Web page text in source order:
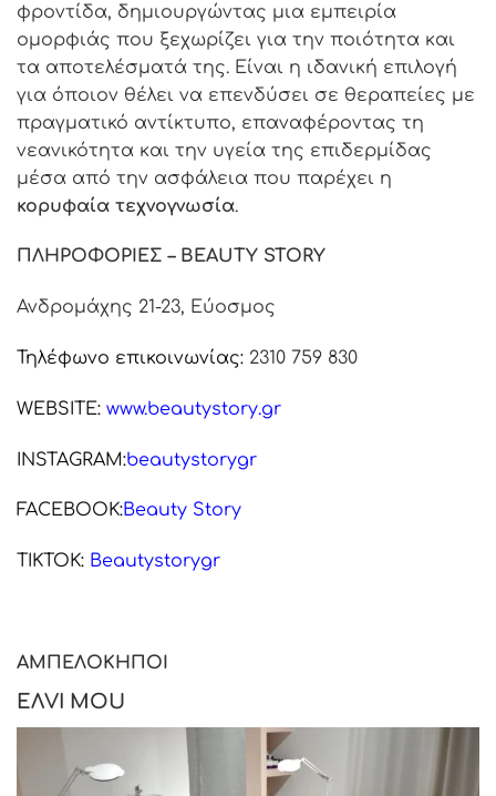
φροντίδα, δημιουργώντας μια εμπειρία
ομορφιάς που ξεχωρίζει για την ποιότητα και
τα αποτελέσματά της. Είναι η ιδανική επιλογή
για όποιον θέλει να επενδύσει σε θεραπείες με
πραγματικό αντίκτυπο, επαναφέροντας τη
νεανικότητα και την υγεία της επιδερμίδας
μέσα από την ασφάλεια που παρέχει η
κορυφαία τεχνογνωσία.
ΠΛΗΡΟΦΟΡΙΕΣ – BEAUTY STORY
Ανδρομάχης 21-23, Εύοσμος
Τηλέφωνο επικοινωνίας: 2310 759 830
WEBSITE: www.beautystory.gr
INSTAGRAM:beautystorygr
FACEBOOK:Beauty Story
TIKTOK: Beautystorygr
ΑΜΠΕΛΟΚΗΠΟΙ
EΛVI MOU